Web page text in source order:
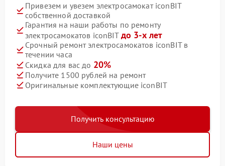
Привезем и увезем электросамокат iconBIT
собственной доставкой
Гарантия на наши работы по ремонту
электросамокатов iconBIT до 3-х лет
Срочный ремонт электросамокатов iconBIT в
течении часа
Скидка для вас до 20%
Получите 1500 рублей на ремонт
Оригинальные комплектующие iconBIT
Получить консультацию
Наши цены